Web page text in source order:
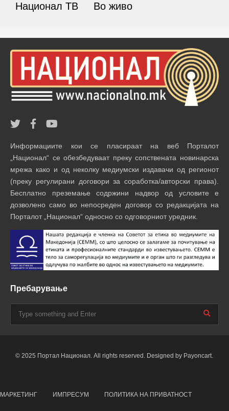
Национал ТВ Во живо
Информациите кои се пласираат на веб Порталот
„Национал“ се обезбедуваат преку сопствената новинарска
мрежа како и од неколку медиумски издавачи од регионот
(преку регулирани договори за соработка/авторски права).
Бесплатно преземање содржини надвор од условите е
дозволено само во непосреден договор со редакцијата на
Порталот „Национал“ односно со одговорниот уредник.
Пребарување
© 2025 Портал Национал. All rights reserved. Designed by Payoncart.
МАРКЕТИНГ ИМПРЕСУМ ПОЛИТИКА НА ПРИВАТНОСТ